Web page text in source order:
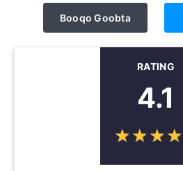
Booqo Goobta
RATING
4.1
☆☆☆☆
★★★★